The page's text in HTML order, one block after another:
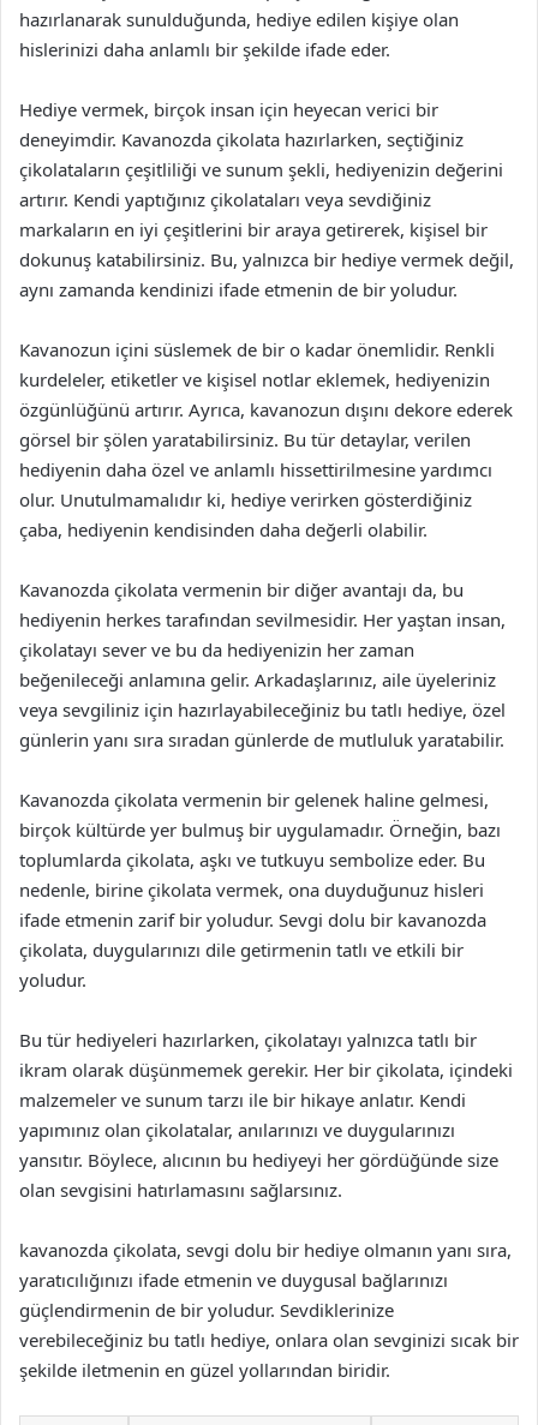
hazırlanarak sunulduğunda, hediye edilen kişiye olan
hislerinizi daha anlamlı bir şekilde ifade eder.
Hediye vermek, birçok insan için heyecan verici bir
deneyimdir. Kavanozda çikolata hazırlarken, seçtiğiniz
çikolataların çeşitliliği ve sunum şekli, hediyenizin değerini
artırır. Kendi yaptığınız çikolataları veya sevdiğiniz
markaların en iyi çeşitlerini bir araya getirerek, kişisel bir
dokunuş katabilirsiniz. Bu, yalnızca bir hediye vermek değil,
aynı zamanda kendinizi ifade etmenin de bir yoludur.
Kavanozun içini süslemek de bir o kadar önemlidir. Renkli
kurdeleler, etiketler ve kişisel notlar eklemek, hediyenizin
özgünlüğünü artırır. Ayrıca, kavanozun dışını dekore ederek
görsel bir şölen yaratabilirsiniz. Bu tür detaylar, verilen
hediyenin daha özel ve anlamlı hissettirilmesine yardımcı
olur. Unutulmamalıdır ki, hediye verirken gösterdiğiniz
çaba, hediyenin kendisinden daha değerli olabilir.
Kavanozda çikolata vermenin bir diğer avantajı da, bu
hediyenin herkes tarafından sevilmesidir. Her yaştan insan,
çikolatayı sever ve bu da hediyenizin her zaman
beğenileceği anlamına gelir. Arkadaşlarınız, aile üyeleriniz
veya sevgiliniz için hazırlayabileceğiniz bu tatlı hediye, özel
günlerin yanı sıra sıradan günlerde de mutluluk yaratabilir.
Kavanozda çikolata vermenin bir gelenek haline gelmesi,
birçok kültürde yer bulmuş bir uygulamadır. Örneğin, bazı
toplumlarda çikolata, aşkı ve tutkuyu sembolize eder. Bu
nedenle, birine çikolata vermek, ona duyduğunuz hisleri
ifade etmenin zarif bir yoludur. Sevgi dolu bir kavanozda
çikolata, duygularınızı dile getirmenin tatlı ve etkili bir
yoludur.
Bu tür hediyeleri hazırlarken, çikolatayı yalnızca tatlı bir
ikram olarak düşünmemek gerekir. Her bir çikolata, içindeki
malzemeler ve sunum tarzı ile bir hikaye anlatır. Kendi
yapımınız olan çikolatalar, anılarınızı ve duygularınızı
yansıtır. Böylece, alıcının bu hediyeyi her gördüğünde size
olan sevgisini hatırlamasını sağlarsınız.
kavanozda çikolata, sevgi dolu bir hediye olmanın yanı sıra,
yaratıcılığınızı ifade etmenin ve duygusal bağlarınızı
güçlendirmenin de bir yoludur. Sevdiklerinize
verebileceğiniz bu tatlı hediye, onlara olan sevginizi sıcak bir
şekilde iletmenin en güzel yollarından biridir.